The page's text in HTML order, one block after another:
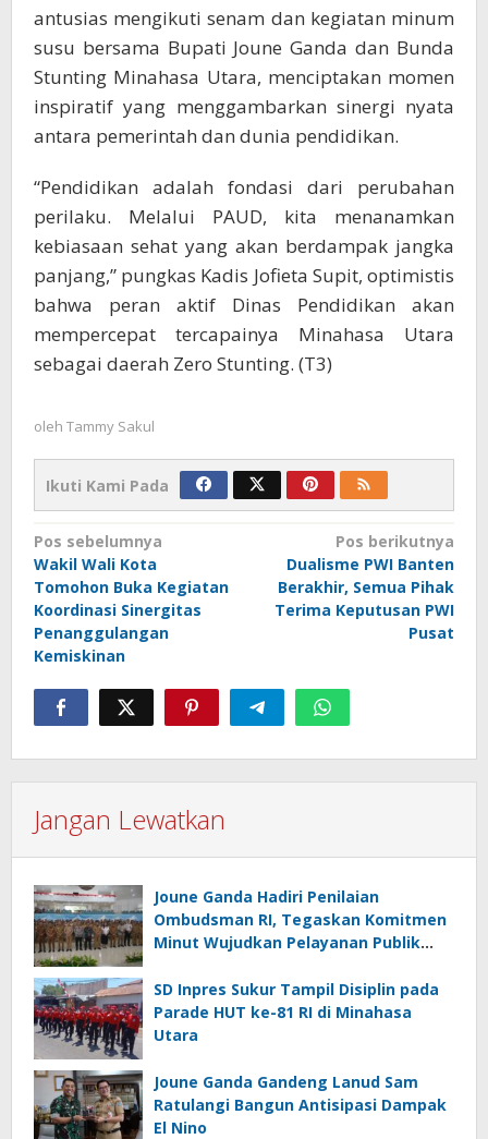
antusias mengikuti senam dan kegiatan minum
susu bersama Bupati Joune Ganda dan Bunda
Stunting Minahasa Utara, menciptakan momen
inspiratif yang menggambarkan sinergi nyata
antara pemerintah dan dunia pendidikan.
“Pendidikan adalah fondasi dari perubahan
perilaku. Melalui PAUD, kita menanamkan
kebiasaan sehat yang akan berdampak jangka
panjang,” pungkas Kadis Jofieta Supit, optimistis
bahwa peran aktif Dinas Pendidikan akan
mempercepat tercapainya Minahasa Utara
sebagai daerah Zero Stunting. (T3)
oleh Tammy Sakul
Ikuti Kami Pada
Navigasi
pos
Pos sebelumnya
Wakil Wali Kota
Tomohon Buka Kegiatan
Koordinasi Sinergitas
Penanggulangan
Kemiskinan
Pos berikutnya
Dualisme PWI Banten
Berakhir, Semua Pihak
Terima Keputusan PWI
Pusat
Jangan Lewatkan
Joune Ganda Hadiri Penilaian
Ombudsman RI, Tegaskan Komitmen
Minut Wujudkan Pelayanan Publik
SD Inpres Sukur Tampil Disiplin pada
Parade HUT ke-81 RI di Minahasa
Utara
Joune Ganda Gandeng Lanud Sam
Ratulangi Bangun Antisipasi Dampak
El Nino